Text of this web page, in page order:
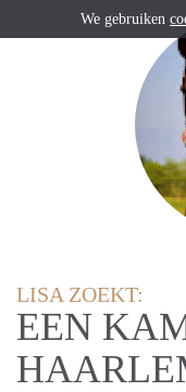
LISA ZOEKT:
EEN
We gebruiken